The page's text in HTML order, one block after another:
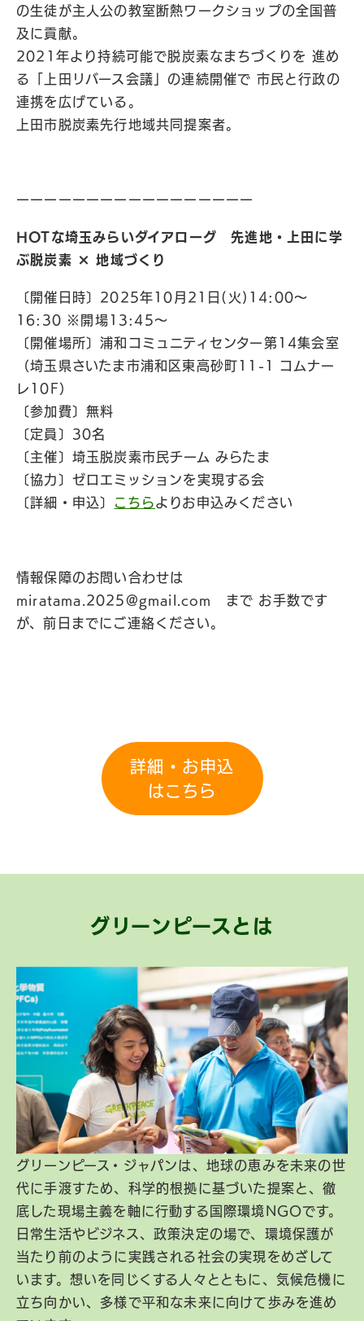
の生徒が主人公の教室断熱ワークショップの全国普
及に貢献。
2021年より持続可能で脱炭素なまちづくりを 進め
る「上田リバース会議」の連続開催で 市民と行政の
連携を広げている。
上田市脱炭素先行地域共同提案者。
ーーーーーーーーーーーーーーーーー
HOTな埼玉みらいダイアローグ 先進地・上田に学
ぶ脱炭素 × 地域づくり
〔開催日時〕2025年10月21日(火)14:00〜
16:30 ※開場13:45〜
〔開催場所〕浦和コミュニティセンター第14集会室
（埼玉県さいたま市浦和区東高砂町11-1 コムナー
レ10F）
〔参加費〕無料
〔定員〕30名
〔主催〕埼玉脱炭素市民チーム みらたま
〔協力〕ゼロエミッションを実現する会
〔詳細・申込〕 こちらよりお申込みください
情報保障のお問い合わせは
miratama.2025@gmail.com
まで お手数です
が、前日までにご連絡ください。
詳細・お申込
はこちら
グリーンピースとは
グリーンピース・ジャパンは、地球の恵みを未来の世
代に手渡すため、科学的根拠に基づいた提案と、徹
底した現場主義を軸に行動する国際環境NGOです。
日常生活やビジネス、政策決定の場で、環境保護が
当たり前のように実践される社会の実現をめざして
います。想いを同じくする人々とともに、気候危機に
立ち向かい、多様で平和な未来に向けて歩みを進め